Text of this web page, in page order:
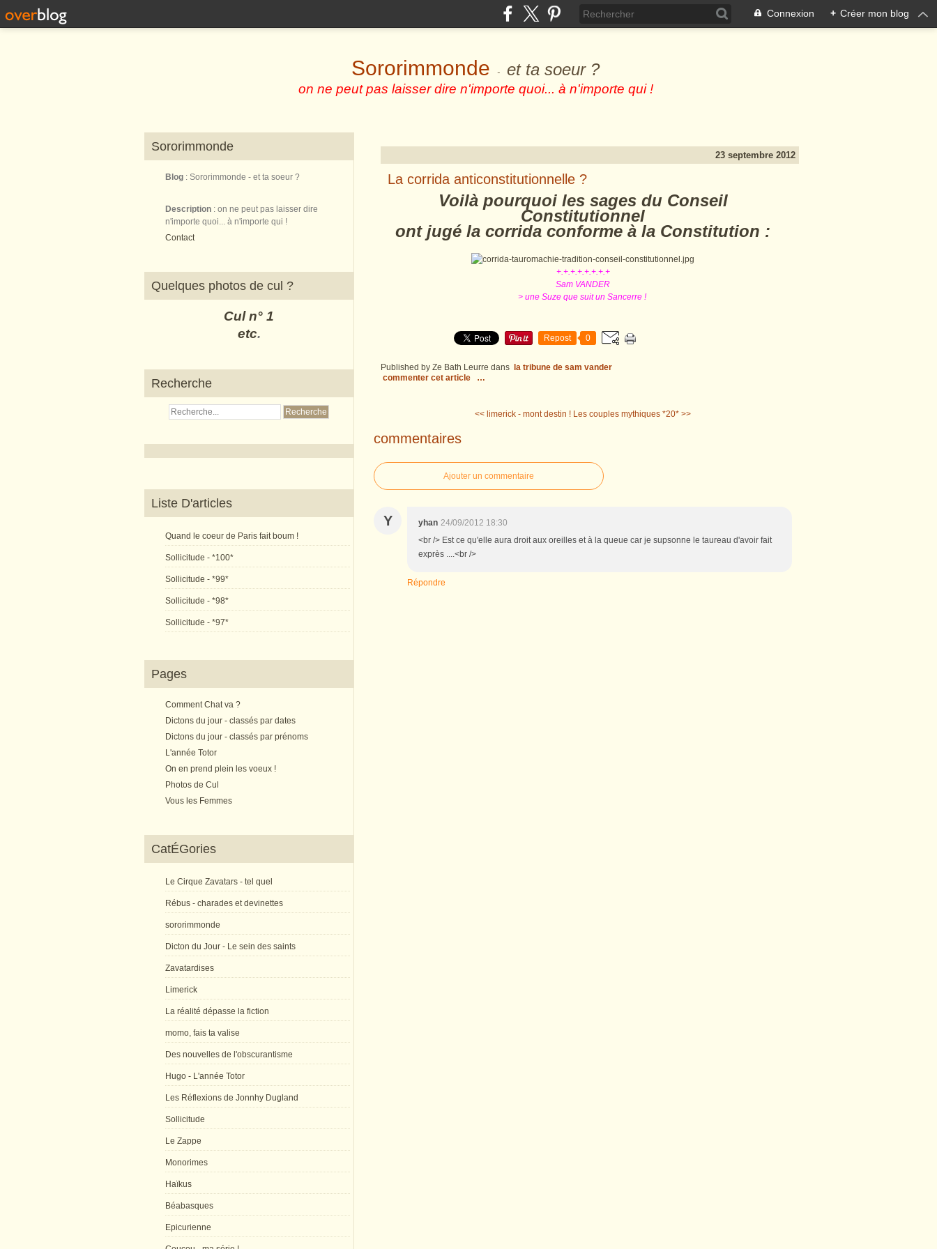
Connexion + Créer mon blog
Sororimmonde - et ta soeur ?
on ne peut pas laisser dire n'importe quoi... à n'importe qui !
Sororimmonde
Blog : Sororimmonde - et ta soeur ?
Description : on ne peut pas laisser dire
n'importe quoi... à n'importe qui !
Contact
Quelques photos de cul ?
Cul n° 1
etc.
Recherche
Liste D'articles
Quand le coeur de Paris fait boum !
Sollicitude - *100*
Sollicitude - *99*
Sollicitude - *98*
Sollicitude - *97*
Pages
Comment Chat va ?
Dictons du jour - classés par dates
Dictons du jour - classés par prénoms
L'année Totor
On en prend plein les voeux !
Photos de Cul
Vous les Femmes
CatÉGories
Le Cirque Zavatars - tel quel
Rébus - charades et devinettes
sororimmonde
Dicton du Jour - Le sein des saints
Zavatardises
Limerick
La réalité dépasse la fiction
momo, fais ta valise
Des nouvelles de l'obscurantisme
Hugo - L'année Totor
Les Réflexions de Jonnhy Dugland
Sollicitude
Le Zappe
Monorimes
Haïkus
Béabasques
Epicurienne
23 septembre 2012
La corrida anticonstitutionnelle ?
Voilà pourquoi les sages du Conseil
Constitutionnel
ont jugé la corrida conforme à la Constitution :
+.+.+.+.+.+.+.+
Sam VANDER
> une Suze que suit un Sancerre !
Repost 0
Published by Ze Bath Leurre dans
la tribune de sam vander
commenter cet article
…
<< limerick - mont destin ! Les couples mythiques *20* >>
commentaires
Ajouter un commentaire
Y yhan 24/09/2012 18:30
<br /> Est ce qu'elle aura droit aux oreilles et à la queue car je supsonne le taureau d'avoir fait
exprès ....<br />
Répondre